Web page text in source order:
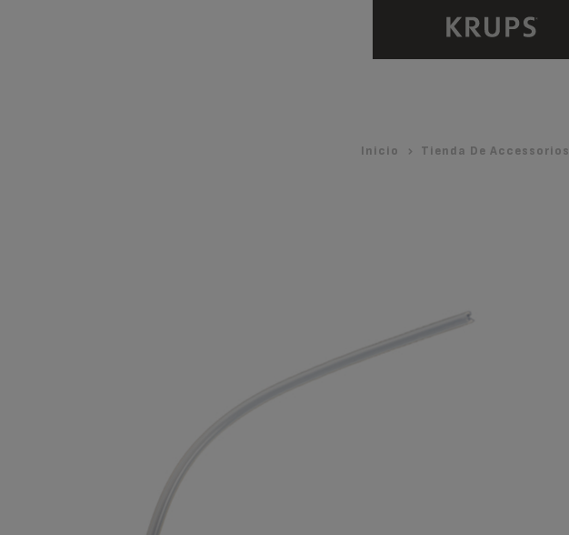
Inicio Tienda De Accessorios